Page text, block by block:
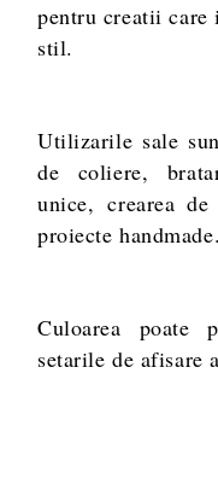
pentru creatii
stil.
Utilizarile sale
de coliere,
unice, crearea
proiecte handmade.
Culoarea poate
setarile de afisare